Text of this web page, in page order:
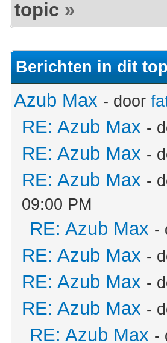
topic »
Berichten in dit
Azub Max - door
RE: Azub Max -
RE: Azub Max -
RE: Azub Max -
09:00 PM
RE: Azub Max -
RE: Azub Max -
RE: Azub Max -
RE: Azub Max -
RE: Azub Max -